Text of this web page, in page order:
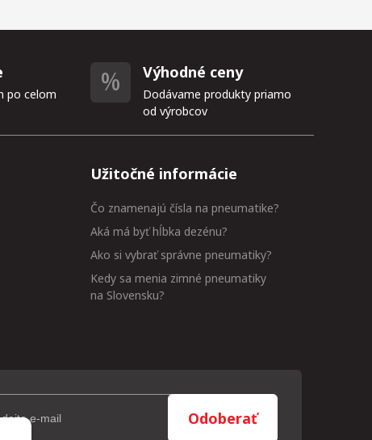
po celom
Výhodné ceny
Dodávame produkty priamo
od výrobcov
Užitočné informácie
Čo znamenajú čísla na pneumatike?
Aká má byť hĺbka dezénu?
Ako si vybrať správne pneumatiky?
Kedy sa menia zimné pneumatiky
na Slovensku?
Odoberať